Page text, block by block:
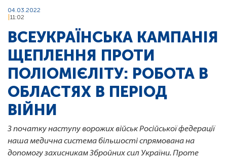
04.03.2022
11:02
ВСЕУКРАЇНСЬКА КАМПАНІЯ
ЩЕПЛЕННЯ ПРОТИ
ПОЛІОМІЄЛІТУ: РОБОТА В
ОБЛАСТЯХ В ПЕРІОД
ВІЙНИ
З початку наступу ворожих військ Російської федерації
наша медична система більшості спрямована на
допомогу захисникам Збройних сил України. Проте